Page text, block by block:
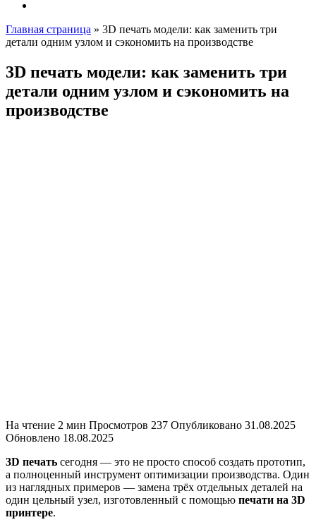
Главная страница » 3D печать модели: как заменить три
детали одним узлом и сэкономить на производстве
3D печать модели: как заменить три
детали одним узлом и сэкономить на
производстве
На чтение 2 мин Просмотров 237 Опубликовано 31.08.2025
Обновлено 18.08.2025
3D печать сегодня — это не просто способ создать прототип,
а полноценный инструмент оптимизации производства. Один
из наглядных примеров — замена трёх отдельных деталей на
один цельный узел, изготовленный с помощью печати на 3D
принтере.